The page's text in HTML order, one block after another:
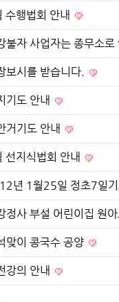
수행법회 안내
불자 사업자는 종무소로
보시를 받습니다.
기도 안내
거기도 안내
선지식법회 안내
년 1월25일 정초7일기
정사 부설 어린이집 원아
맞이 콩국수 공양
강의 안내